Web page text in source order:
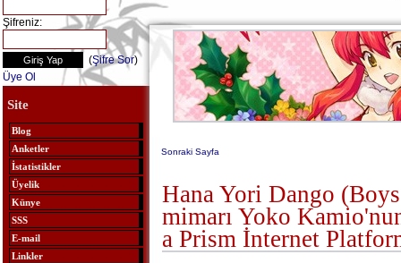
Şifreniz:
(Şifre Sor)
Üye Ol
Site
Blog
Anketler
İstatistikler
Üyelik
Künye
SSS
E-mail
Linkler
Sonraki Sayfa
Hana Yori Dango
mimarı Yoko
a Prism İnternet